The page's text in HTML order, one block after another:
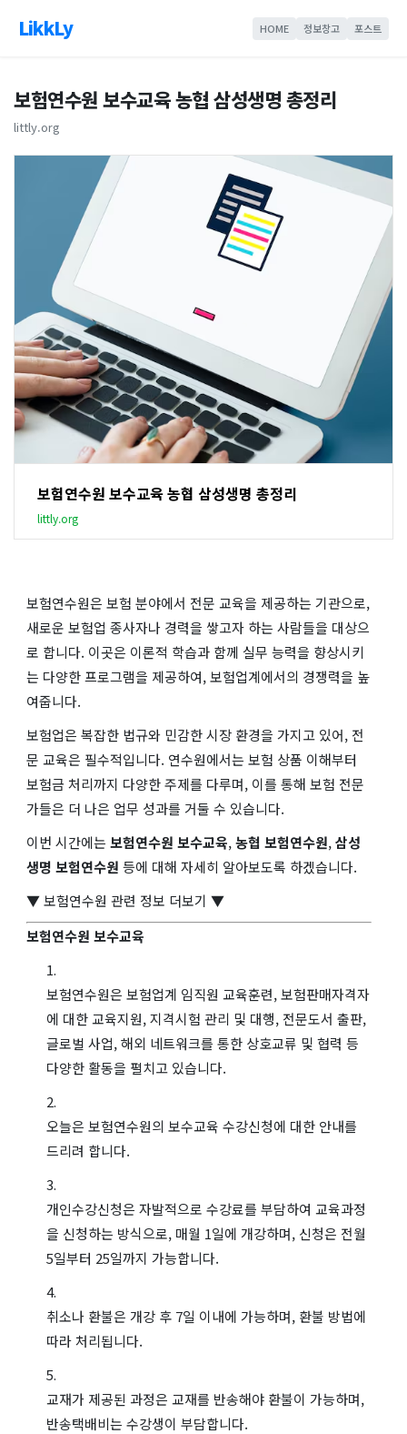
LikkLy HOME 정보창고 포스트
보험연수원 보수교육 농협 삼성생명 총정리
littly.org
보험연수원 보수교육 농협 삼성생명 총정리
littly.org
보험연수원은 보험 분야에서 전문 교육을 제공하는 기관으로,
새로운 보험업 종사자나 경력을 쌓고자 하는 사람들을 대상으
로 합니다. 이곳은 이론적 학습과 함께 실무 능력을 향상시키
는 다양한 프로그램을 제공하여, 보험업계에서의 경쟁력을 높
여줍니다.
보험업은 복잡한 법규와 민감한 시장 환경을 가지고 있어, 전
문 교육은 필수적입니다. 연수원에서는 보험 상품 이해부터
보험금 처리까지 다양한 주제를 다루며, 이를 통해 보험 전문
가들은 더 나은 업무 성과를 거둘 수 있습니다.
이번 시간에는 보험연수원 보수교육,농협 보험연수원,삼성
생명 보험연수원 등에 대해 자세히 알아보도록 하겠습니다.
▼ 보험연수원 관련 정보 더보기 ▼
보험연수원 보수교육
보험연수원은 보험업계 임직원 교육훈련, 보험판매자격자
에 대한 교육지원, 지격시험 관리 및 대행, 전문도서 출판,
글로벌 사업, 해외 네트워크를 통한 상호교류 및 협력 등
다양한 활동을 펼치고 있습니다.
오늘은 보험연수원의 보수교육 수강신청에 대한 안내를
드리려 합니다.
개인수강신청은 자발적으로 수강료를 부담하여 교육과정
을 신청하는 방식으로, 매월 1일에 개강하며, 신청은 전월
5일부터 25일까지 가능합니다.
취소나 환불은 개강 후 7일 이내에 가능하며, 환불 방법에
따라 처리됩니다.
교재가 제공된 과정은 교재를 반송해야 환불이 가능하며,
반송택배비는 수강생이 부담합니다.